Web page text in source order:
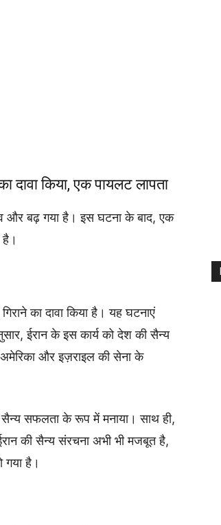
दावा किया, एक पायलट लापता
और बढ़ गया है। इस घटना के बाद, एक
है।
का दावा किया है। यह घटनाएं
ईरान के इस कार्य को देश की सैन्य
अमेरिका और इज़राइल की सेना के
सफलता के रूप में मनाया। साथ ही,
की सैन्य संरचना अभी भी मजबूत है,
गया है।